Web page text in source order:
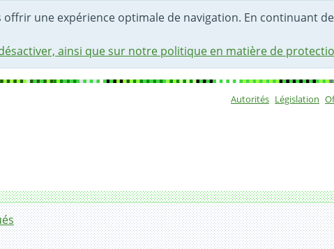
offrir une expérience optimale de navigation. En continuant
ainsi que sur notre politique en matière de
Autorités Législation
sites pollués (aires d'exploitations)